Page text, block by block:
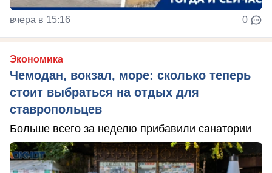
вчера в 15:16 0
Экономика
Чемодан, вокзал, море: сколько теперь
стоит выбраться на отдых для
ставропольцев
Больше всего за неделю прибавили санатории